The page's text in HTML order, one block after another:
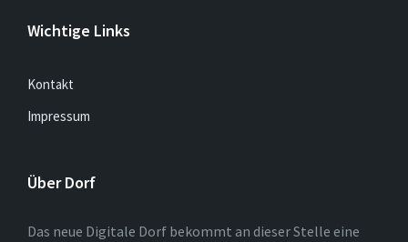
Wichtige Links
Kontakt
Impressum
Über Dorf
Das neue Digitale Dorf bekommt an dieser Stelle eine